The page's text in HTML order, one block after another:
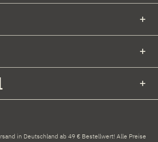
in Deutschland ab 49 € Bestellwert! Alle Preise